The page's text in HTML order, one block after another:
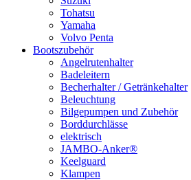
Tohatsu
Yamaha
Volvo Penta
Bootszubehör
Angelrutenhalter
Badeleitern
Becherhalter / Getränkehalter
Beleuchtung
Bilgepumpen und Zubehör
Borddurchlässe
elektrisch
JAMBO-Anker®
Keelguard
Klampen